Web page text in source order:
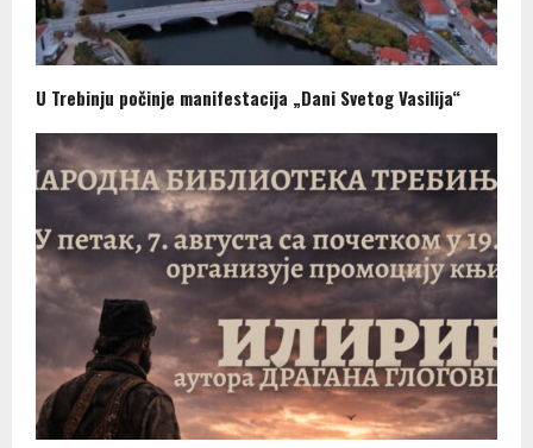
U Trebinju počinje manifestacija „Dani Svetog Vasilija“